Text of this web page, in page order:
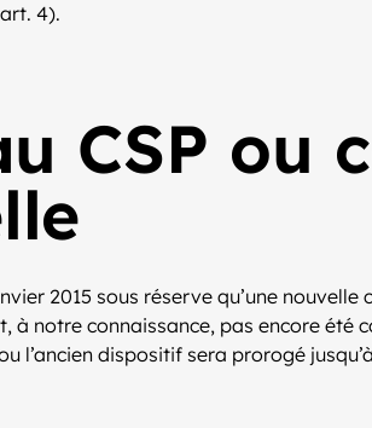
4).
CSP ou
2015 sous réserve qu’une
notre connaissance, pas encore été
dispositif sera prorogé